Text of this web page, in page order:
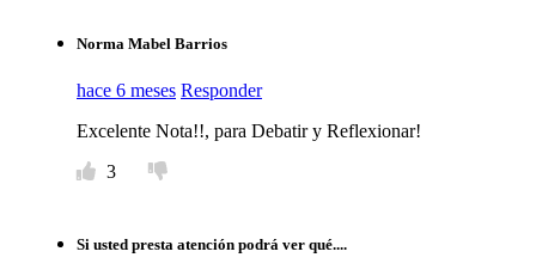
Norma Mabel Barrios
hace 6 meses Responder
Excelente Nota!!, para Debatir y Reflexionar!
3
Si usted presta atención podrá ver qué....